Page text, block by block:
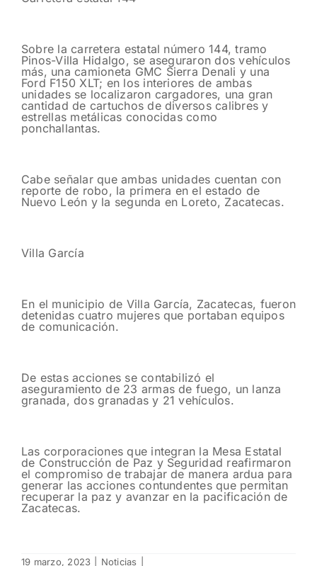
Sobre la carretera estatal número 144, tramo
Pinos-Villa Hidalgo, se aseguraron dos vehículos
más, una camioneta GMC Sierra Denali y una
Ford F150 XLT; en los interiores de ambas
unidades se localizaron cargadores, una gran
cantidad de cartuchos de diversos calibres y
estrellas metálicas conocidas como
ponchallantas.
Cabe señalar que ambas unidades cuentan con
reporte de robo, la primera en el estado de
Nuevo León y la segunda en Loreto, Zacatecas.
Villa García
En el municipio de Villa García, Zacatecas, fueron
detenidas cuatro mujeres que portaban equipos
de comunicación.
De estas acciones se contabilizó el
aseguramiento de 23 armas de fuego, un lanza
granada, dos granadas y 21 vehículos.
Las corporaciones que integran la Mesa Estatal
de Construcción de Paz y Seguridad reafirmaron
el compromiso de trabajar de manera ardua para
generar las acciones contundentes que permitan
recuperar la paz y avanzar en la pacificación de
Zacatecas.
19 marzo, 2023 Noticias